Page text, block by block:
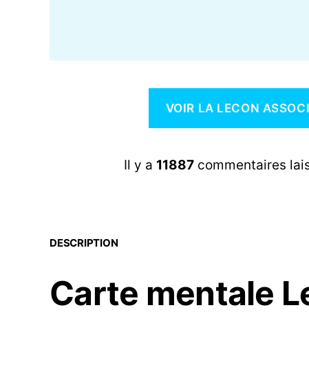
VOIR LA LECON
Il y a 11887 commentaires
DESCRIPTION
Carte mentale